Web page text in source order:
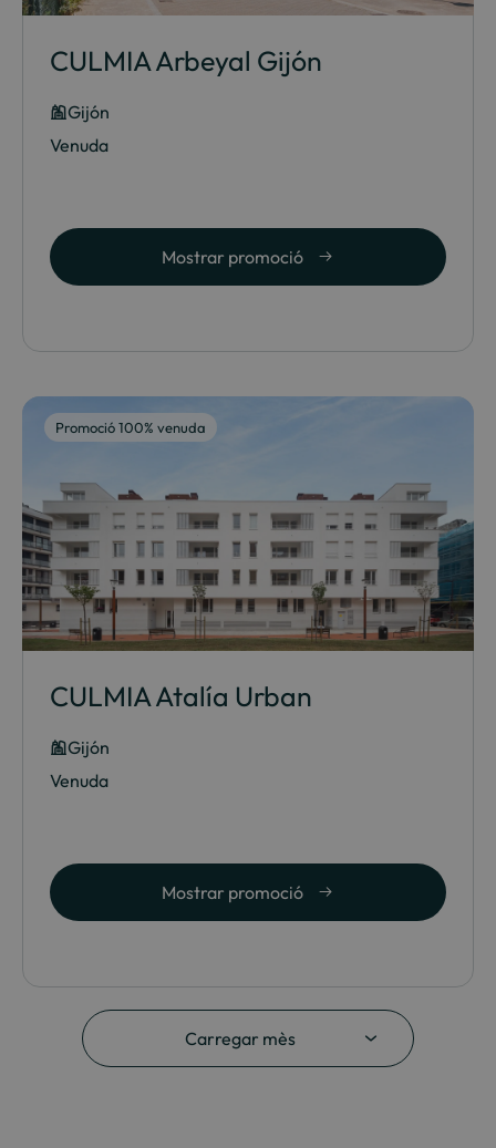
CULMIA Arbeyal Gijón
Gijón
Venuda
Mostrar promoció
Promoció 100% venuda
CULMIA Atalía Urban
Gijón
Venuda
Mostrar promoció
Carregar mès